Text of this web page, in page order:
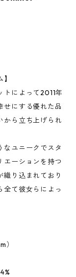
トによって2011年
せにする優れた品
から立ち上げられ
なユニークでスタ
エーションを持つ
り込まれており
全て彼女らによっ